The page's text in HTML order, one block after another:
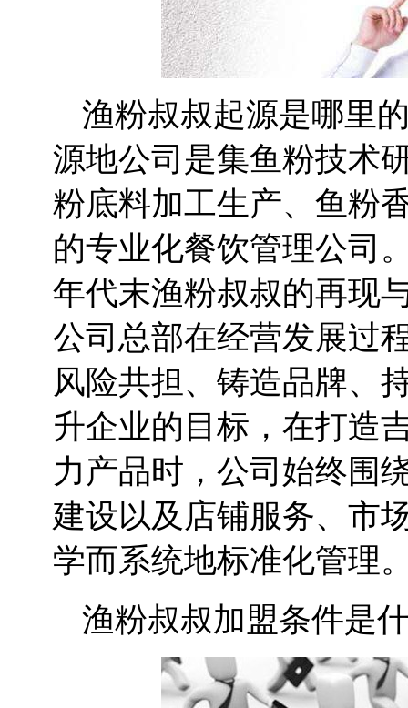
渔粉叔叔起源是哪里
源地公司是集鱼粉技术
粉底料加工生产、鱼粉
的专业化餐饮管理公司
年代末渔粉叔叔的再现
公司总部在经营发展过
风险共担、铸造品牌、
升企业的目标，在打造
力产品时，公司始终围
建设以及店铺服务、市
学而系统地标准化管理
渔粉叔叔加盟条件是